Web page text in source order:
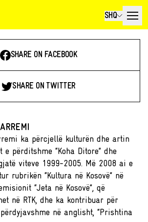
SHQ
SHARE ON FACEBOOK
SHARE ON TWITTER
ka përcjellë kulturën dhe artin
e përditshme “Koha Ditore” dhe
viteve 1999-2005. Më 2008 ai e
rubrikën “Kultura në Kosovë” në
“Jeta në Kosovë”, që
në RTK, dhe ka kontribuar për
në anglisht, “Prishtina